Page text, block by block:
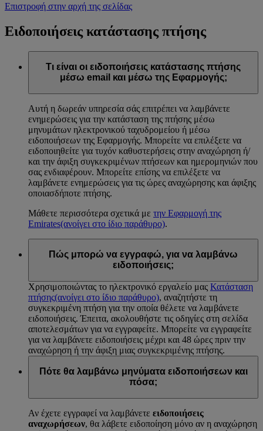
Επιστροφή στην αρχή της σελίδας
Ειδοποιήσεις κατάστασης πτήσης
Τι είναι οι ειδοποιήσεις κατάστασης πτήσης
μέσω email και μέσω της Εφαρμογής;
Αυτή η δωρεάν υπηρεσία σάς επιτρέπει να λαμβάνετε
ενημερώσεις για την κατάσταση της πτήσης μέσω
μηνυμάτων ηλεκτρονικού ταχυδρομείου ή μέσω
ειδοποιήσεων της Εφαρμογής. Μπορείτε να επιλέξετε να
ειδοποιηθείτε για τυχόν καθυστερήσεις στην αναχώρηση ή/
και την άφιξη συγκεκριμένων πτήσεων και ημερομηνιών που
σας ενδιαφέρουν. Μπορείτε επίσης να επιλέξετε να
λαμβάνετε ενημερώσεις για τις ώρες αναχώρησης και άφιξης
οποιασδήποτε πτήσης.
Μάθετε περισσότερα σχετικά με την Εφαρμογή της
Emirates(ανοίγει στο ίδιο παράθυρο).
Πώς μπορώ να εγγραφώ, για να λαμβάνω
ειδοποιήσεις;
Χρησιμοποιώντας το ηλεκτρονικό εργαλείο μας Κατάσταση
πτήσης(ανοίγει στο ίδιο παράθυρο), αναζητήστε τη
συγκεκριμένη πτήση για την οποία θέλετε να λαμβάνετε
ειδοποιήσεις. Έπειτα, ακολουθήστε τις οδηγίες στη σελίδα
αποτελεσμάτων για να εγγραφείτε. Μπορείτε να εγγραφείτε
για να λαμβάνετε ειδοποιήσεις μέχρι και 48 ώρες πριν την
αναχώρηση ή την άφιξη μιας συγκεκριμένης πτήσης.
Πότε θα λαμβάνω μηνύματα ειδοποιήσεων και
πόσα;
Αν έχετε εγγραφεί να λαμβάνετε ειδοποιήσεις
αναχωρήσεων, θα λάβετε ειδοποίηση μόνο αν η αναχώρηση